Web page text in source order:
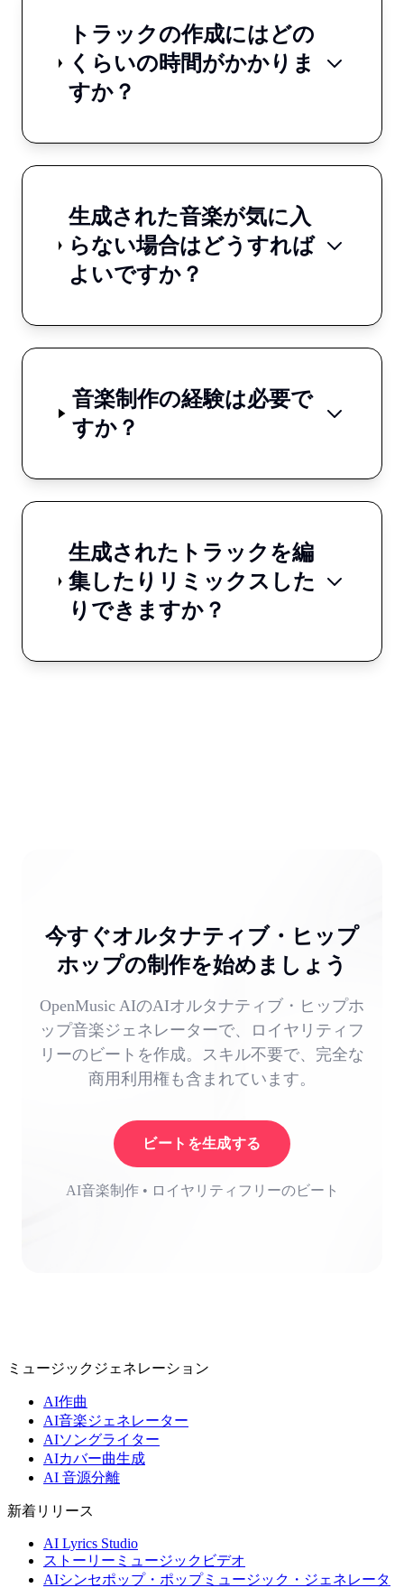
トラックの作成にはどの
くらいの時間がかかりま
すか？
生成された音楽が気に入
らない場合はどうすれば
よいですか？
音楽制作の経験は必要で
すか？
生成されたトラックを編
集したりリミックスした
りできますか？
今すぐオルタナティブ・ヒップ
ホップの制作を始めましょう
OpenMusic AIのAIオルタナティブ・ヒップホ
ップ音楽ジェネレーターで、ロイヤリティフ
リーのビートを作成。スキル不要で、完全な
商用利用権も含まれています。
ビートを生成する
AI音楽制作 • ロイヤリティフリーのビート
ミュージックジェネレーション
AI作曲
AI音楽ジェネレーター
AIソングライター
AIカバー曲生成
AI 音源分離
新着リリース
AI Lyrics Studio
ストーリーミュージックビデオ
AIシンセポップ・ポップミュージック・ジェネレータ